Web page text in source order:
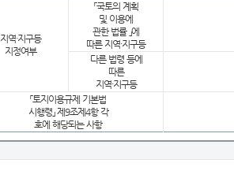
지역·지구등
지정여부
「국토의 계획
및 이용에
관한 법률 」에
따른 지역·지구등
다른 법령 등에
따른
지역·지구등
「토지이용규제 기본법
시행령」 제9조제4항 각
호에 해당되는 사항